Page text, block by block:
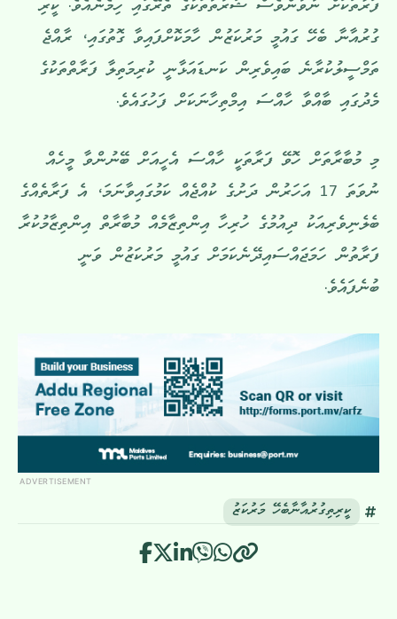
ފަރާތަކަށް ނުވުންވެސް ޝަރުތުތަކުގެ ތެރޭގައި ހިމެނެއެވެ. ކީރި
ގުރުއާނާ ބެހޭ ގައުމީ މަރުކަޒުން ހާމަކޮށްފައިވާ ގޮތުގައި، ރާއްޖެ
ތަމްސީލުކުރާނެ ބައިވެރިން ކަނޑައަޅާނީ ކުރިމަތިލާ ފަރާތްތަކުގެ
މެދުގައި ބާއްވާ ހާއްސަ އިމްތިހާނަކަށް ފަހުގައެވެ.
މި މުބާރާތަށް ހޮވޭ ފަރާތަކީ ހާއްސަ އެހީއަށް ބޭނުންވާ މީހެއް
ނުވަތަ 17 އަހަރުން ދަށުގެ ކުއްޖެއް ކަމުގައިވާނަމަ، އެ ފަރާތެއްގެ
ބެލެނިވެރިއަކު ދިއުމުގެ ހުރިހާ އިންތިޒާމެއް މުބާރާތް އިންތިޒާމުކުރާ
ފަރާތުން ހަމަޖައްސައިދޭނެކަމަށް ގައުމީ މަރުކަޒުން ވަނީ
ބުނެފައެވެ.
ADVERTISEMENT
ކީރިތިގުރުއާނާބެހޭ މަރުކަޒު